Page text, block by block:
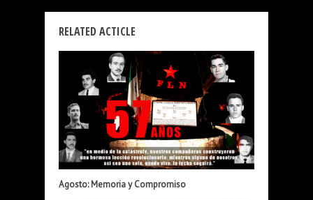
RELATED ACTICLE
Agosto: Memoria y Compromiso